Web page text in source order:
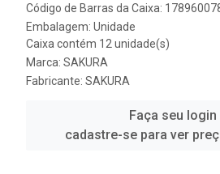
Código de Barras da Caixa:
Embalagem: Unidade
Caixa contém 12 unidade(s)
Marca: SAKURA
Fabricante: SAKURA
Faça seu login
cadastre-se para ver